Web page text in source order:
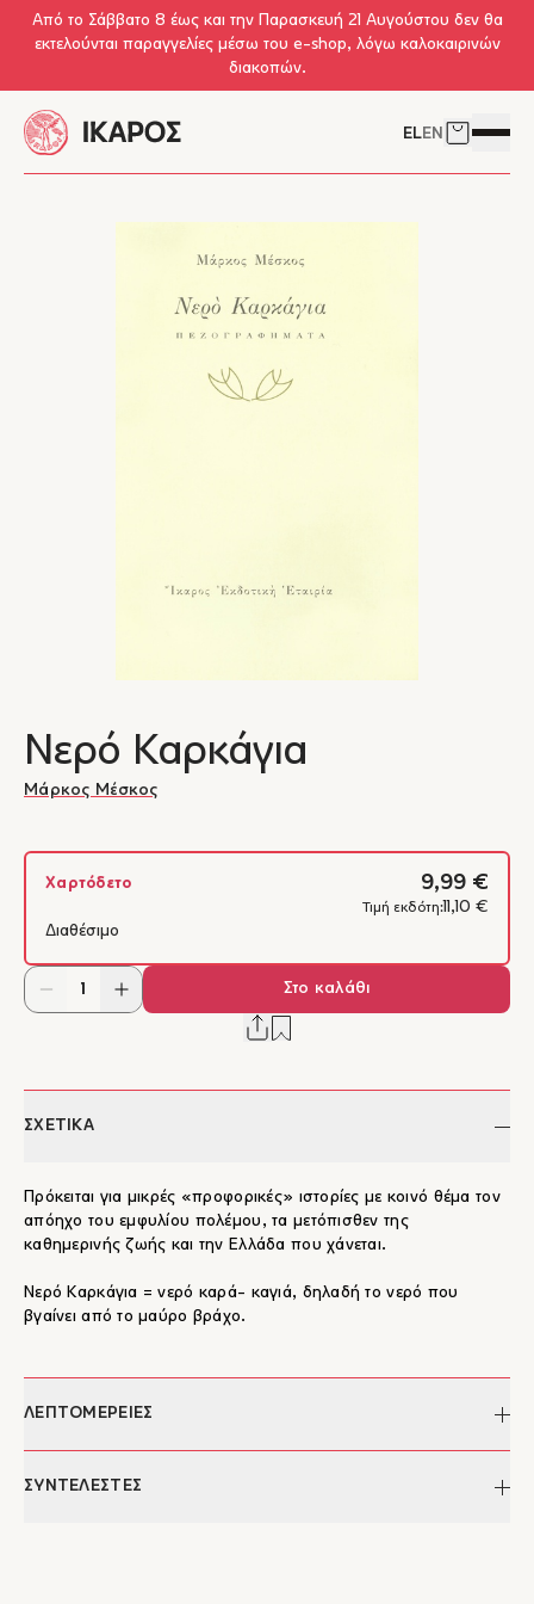
Skip to main content
Από το Σάββατο 8 έως και την Παρασκευή 21 Αυγούστου δεν θα
εκτελούνται παραγγελίες μέσω του e-shop, λόγω καλοκαιρινών
διακοπών.
ELEN Δείτε το
Νερό Καρκάγια
Μάρκος Μέσκος
Χαρτόδετο 9,99 €
Τιμή εκδότη: 11,10 €
Διαθέσιμο
Στο καλάθι
ΣΧΕΤΙΚΑ
Πρόκειται για μικρές «προφορικές» ιστορίες με κοινό θέμα τον
απόηχο του εμφυλίου πολέμου, τα μετόπισθεν της
καθημερινής ζωής και την Ελλάδα που χάνεται.
Νερό Καρκάγια = νερό καρά- καγιά, δηλαδή το νερό που
βγαίνει από το μαύρο βράχο.
ΛΕΠΤΟΜΕΡΕΙΕΣ
Συγγραφέας:
ΣΥΝΤΕΛΕΣΤΕΣ